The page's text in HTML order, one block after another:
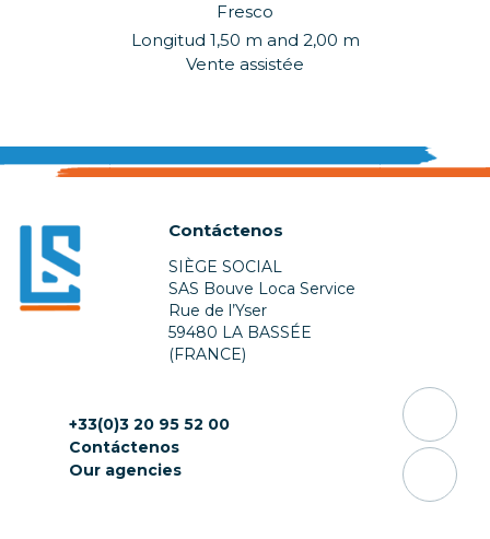
Fresco
Longitud 1,50 m and 2,00 m
Vente assistée
Contáctenos
SIÈGE SOCIAL
SAS Bouve Loca Service
Rue de l’Yser
59480 LA BASSÉE
(FRANCE)
+33(0)3 20 95 52 00
Contáctenos
Our agencies